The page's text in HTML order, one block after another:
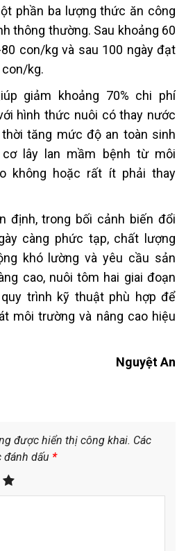
phần ba lượng thức ăn công
thông thường. Sau khoảng 60
con/kg và sau 100 ngày đạt
con/kg.
giảm khoảng 70% chi phí
hình thức nuôi có thay nước
tăng mức độ an toàn sinh
lây lan mầm bệnh từ môi
không hoặc rất ít phải thay
định, trong bối cảnh biến đổi
càng phức tạp, chất lượng
khó lường và yêu cầu sản
cao, nuôi tôm hai giai đoạn
trình kỹ thuật phù hợp để
môi trường và nâng cao hiệu
Nguyệt An
được hiển thị công khai. Các
dấu *